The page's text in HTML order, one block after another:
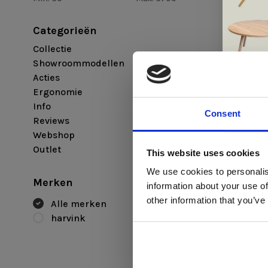
Consent
This website uses cookies
We use cookies to
information about your use
other information that
Categorieën
Collectie
Showroommodellen
Acties
Ergonomie
Info
Reviews
Webshop
Outlet
Merken
Alle merken
harvink
harvink